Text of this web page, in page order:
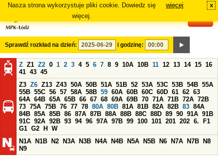
Nasza strona wykorzystuje pliki cookie. Dowiedz się
więcej.
więcej x
Sprawdź rozkład na dzień: i godzinę:
Z Z1 Z2 0 1 2 3 4 5 6 7 8 9 10A 10B 11 12 13 14 15 16
41 43 45
Z3 Z6 Z13 Z43 50A 50B 51A 51B 52 53A 53C 53B 54B 55A
55B 55C 56 57 58A 58B 59 60A 60B 60C 60D 61 62 63
64A 64B 65A 65B 66 67 68 69A 69B 70 71A 71B 72A 72B
73 75A 75B 76 77 78 80A 80B 81A 81B 82A 82B 83 84A
84B 85A 85B 86 87A 87B 88A 88B 88C 88D 89 90 91A 91B
91C 92A 92B 93 94 96 97A 97B 99 100 101 201 202 6.
F1
G1 G2 H
W
N1A
N1B N2 N3A N3B N4A N4B N5A N5B N6 N7A N7B
N8
N9